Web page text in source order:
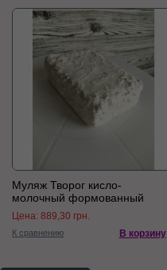
Муляж Творог кисло-
молочный формованный
Цена:889,30 грн.
К сравнению В корзину